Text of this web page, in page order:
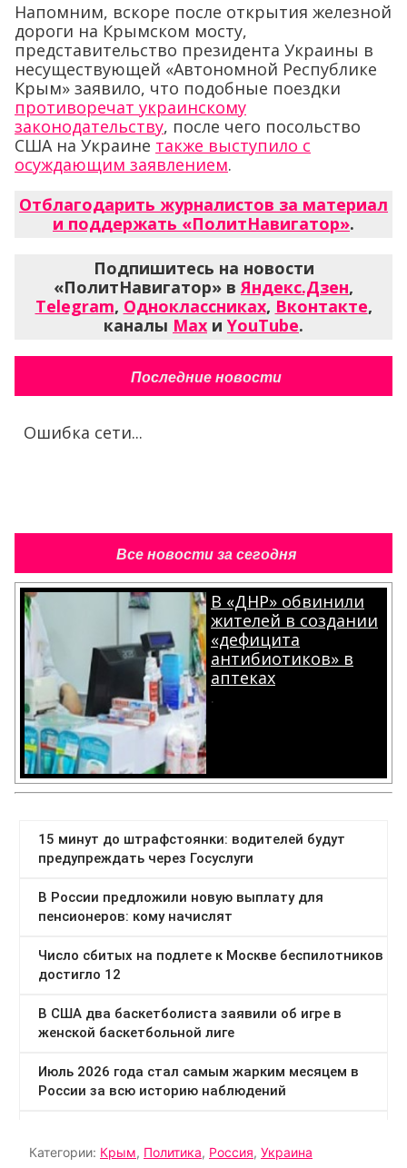
Напомним, вскоре после открытия железной
дороги на Крымском мосту,
представительство президента Украины в
несуществующей «Автономной Республике
Крым» заявило, что подобные поездки
противоречат украинскому
законодательству, после чего посольствo
США на Украине также выступило с
осуждающим заявлением.
Отблагодарить журналистов за материал
и поддержать «ПолитНавигатор».
Подпишитесь на новости
«ПолитНавигатор» вЯндекс.Дзен,
Telegram, Одноклассниках, Вконтакте,
каналы Max и YouTube.
Последние новости
Ошибка сети...
Все новости за сегодня
В «ДНР» обвинили
жителей в создании
«дефицита
антибиотиков» в
аптеках
.
Категории: Крым, Политика, Россия, Украина